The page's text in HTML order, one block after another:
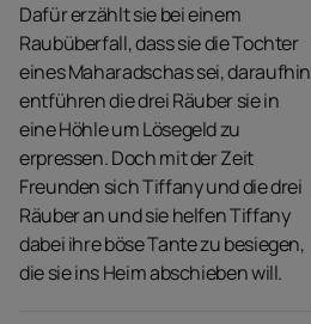
Dafür erzählt sie bei einem
Raubüberfall, dass sie die Tochter
eines Maharadschas sei, daraufhin
entführen die drei Räuber sie in
eine Höhle um Lösegeld zu
erpressen. Doch mit der Zeit
Freunden sich Tiffany und die drei
Räuber an und sie helfen Tiffany
dabei ihre böse Tante zu besiegen,
die sie ins Heim abschieben will.